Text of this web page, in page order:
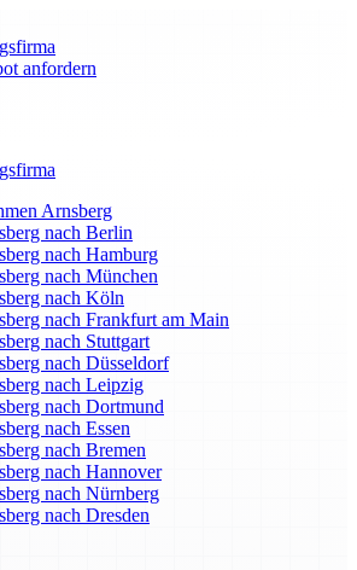
anfordern
Arnsberg
nach Berlin
nach Hamburg
nach München
nach Köln
nach Frankfurt am Main
nach Stuttgart
nach Düsseldorf
nach Leipzig
nach Dortmund
nach Essen
nach Bremen
nach Hannover
nach Nürnberg
nach Dresden